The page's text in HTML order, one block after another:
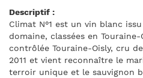
Descriptif :
Climat N°1 est un vin blanc
domaine, classées en
contrôlée Touraine-Oisly, cru
2011 et vient reconnaître le
terroir unique et le sauvignon